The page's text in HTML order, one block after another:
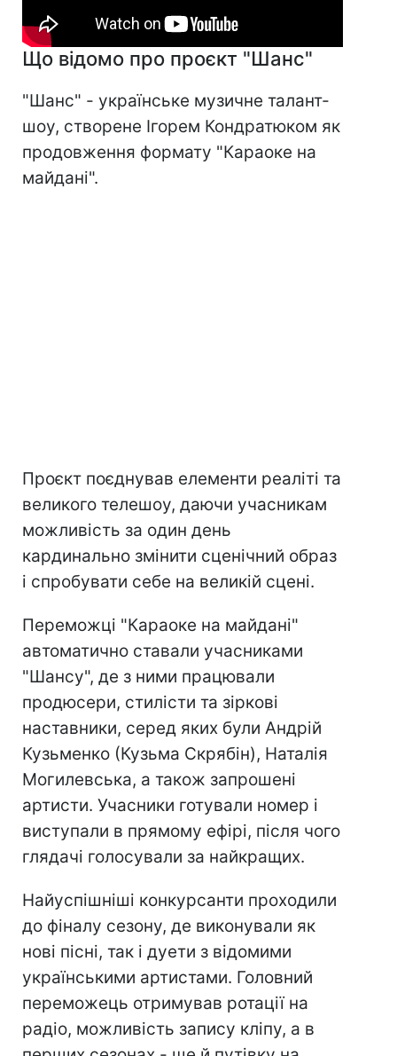
Що відомо про проєкт "Шанс"
"Шанс" - українське музичне талант-
шоу, створене Ігорем Кондратюком як
продовження формату "Караоке на
майдані".
Проєкт поєднував елементи реаліті та
великого телешоу, даючи учасникам
можливість за один день
кардинально змінити сценічний образ
і спробувати себе на великій сцені.
Переможці "Караоке на майдані"
автоматично ставали учасниками
"Шансу", де з ними працювали
продюсери, стилісти та зіркові
наставники, серед яких були Андрій
Кузьменко (Кузьма Скрябін), Наталія
Могилевська, а також запрошені
артисти. Учасники готували номер і
виступали в прямому ефірі, після чого
глядачі голосували за найкращих.
Найуспішніші конкурсанти проходили
до фіналу сезону, де виконували як
нові пісні, так і дуети з відомими
українськими артистами. Головний
переможець отримував ротації на
радіо, можливість запису кліпу, а в